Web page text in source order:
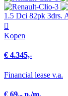
1.5 Dci 82pk 3drs.
Kopen
€ 4.345,-
Financial lease v.a.
€ 69,- p./m.